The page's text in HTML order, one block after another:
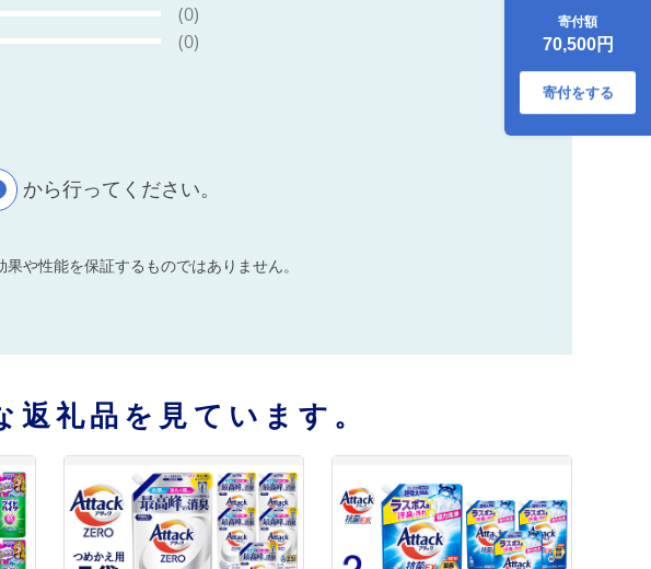
【ミズタマ】
【TN127】
寄付額
70,500円
寄付をする
(0)
(0)
から行ってください。
や性能を保証するものではありません。
礼品を見ています。